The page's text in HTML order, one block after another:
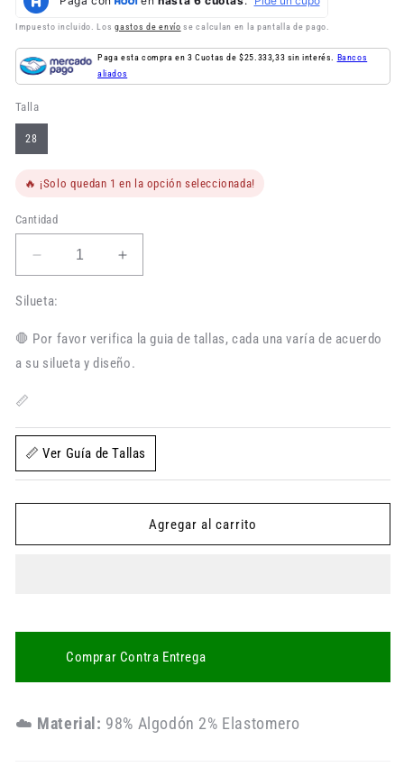
Impuesto incluido. Losgastos de envío se calculan en la pantalla de pago.
Paga esta compra en 3 Cuotas de $25.333,33 sin interés. Bancos
aliados
Talla
28
🔥 ¡Solo quedan 1 en la opción seleccionada!
Cantidad
Reducir
cantidad
para
Hombre
Azul
Oscuro
Aumentar
cantidad
Hombre
Azul
Silueta:
🛑 Por favor verifica la guia de tallas, cada una varía de acuerdo
a su silueta y diseño.
📏
📏 Ver Guía de Tallas
Agregar al carrito
Comprar Contra Entrega
☁️ Material: 98% Algodón 2% Elastomero